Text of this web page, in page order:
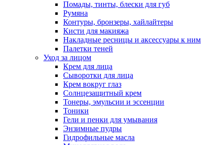
Помады, тинты, блески для губ
Румяна
Контуры, бронзеры, хайлайтеры
Кисти для макияжа
Накладные ресницы и аксессуары к ним
Палетки теней
Уход за лицом
Крем для лица
Сыворотки для лица
Крем вокруг глаз
Солнцезащитный крем
Тонеры, эмульсии и эссенции
Тоники
Гели и пенки для умывания
Энзимные пудры
Гидрофильные масла